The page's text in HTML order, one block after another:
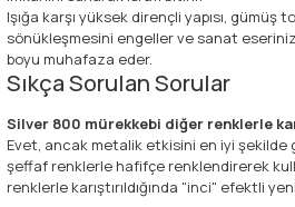
Işığa karşı yüksek dirençli yapısı, gümüş
sönükleşmesini engeller ve sanat
boyu muhafaza eder.
Sıkça Sorulan Sorular
Silver 800 mürekkebi diğer renklerle
Evet, ancak metalik etkisini en iyi şekilde
şeffaf renklerle hafifçe renklendirerek
renklerle karıştırıldığında "inci" efektli